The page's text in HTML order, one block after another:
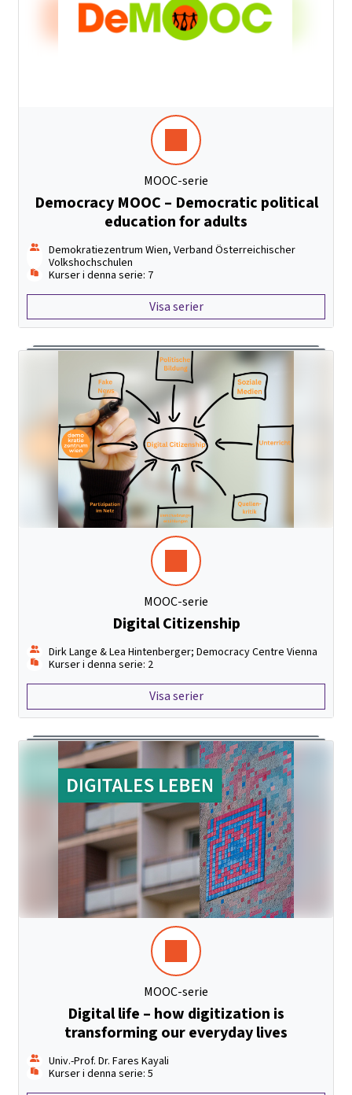
MOOC-serie
Democracy MOOC – Democratic political
education for adults
Demokratiezentrum Wien, Verband Österreichischer
Volkshochschulen
Kurser i denna serie: 7
Visa serier
MOOC-serie
Digital Citizenship
Dirk Lange & Lea Hintenberger; Democracy Centre Vienna
Kurser i denna serie: 2
Visa serier
MOOC-serie
Digital life – how digitization is
transforming our everyday lives
Univ.-Prof. Dr. Fares Kayali
Kurser i denna serie: 5